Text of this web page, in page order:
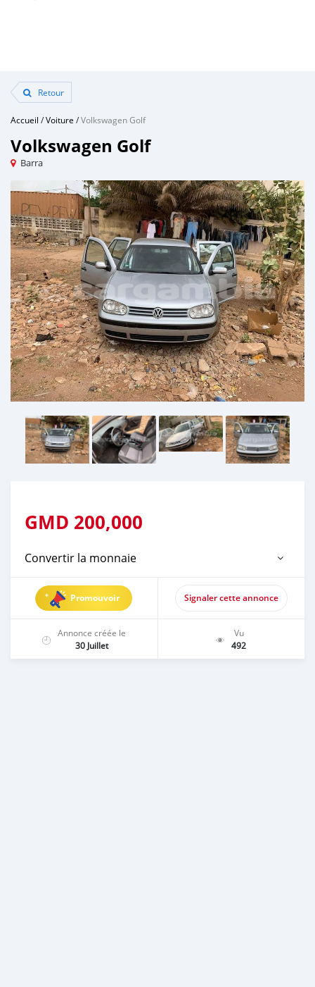
Retour
Accueil /Voiture /Volkswagen Golf
Volkswagen Golf
Barra
GMD 200,000
Convertir la monnaie
Promouvoir Signaler cette annonce
Annonce créée le
30 Juillet
Vu
492